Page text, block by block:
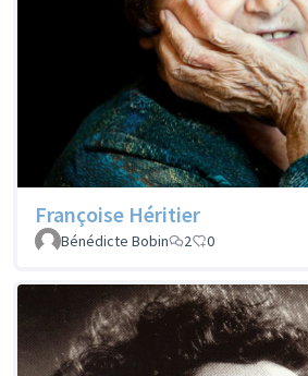
Françoise Héritier
Bénédicte Bobin 2 0